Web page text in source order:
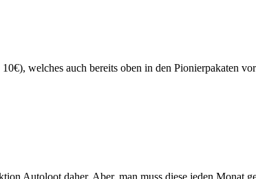
welches auch bereits oben in den Pionierpakaten
Autoloot daher. Aber, man muss diese jeden Monat